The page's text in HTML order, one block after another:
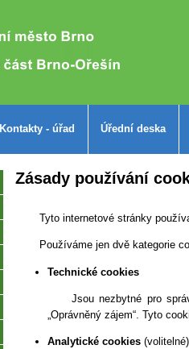
Kontakty - úřad Úřední deska
Zásady používání
Tyto internetové stránky
Používáme jen dvě kategorie
Technické cookies
Jsou nezbytné pro
„Oprávněný zájem“. Tyto
Analytické cookies (volitelné)